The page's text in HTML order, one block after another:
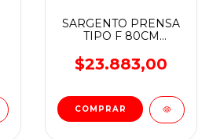
SARGENTO PRENSA
TIPO F 80CM
$23.883,00